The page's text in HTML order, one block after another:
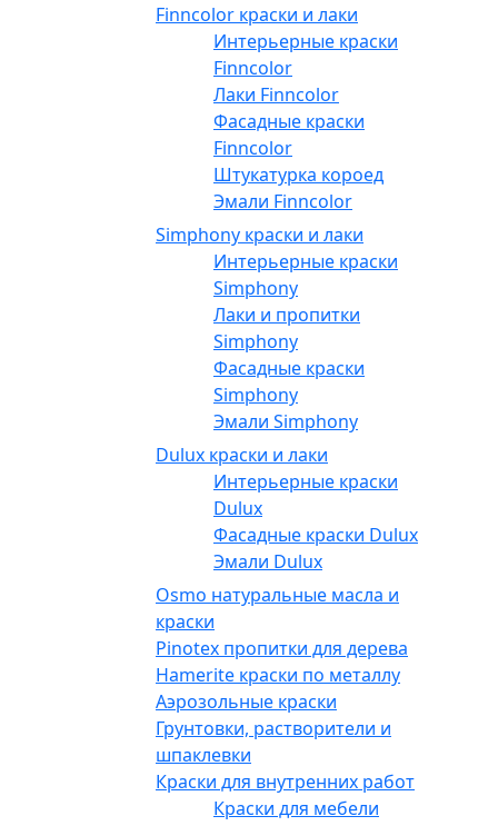
Finncolor краски и лаки
Интерьерные краски
Finncolor
Лаки Finncolor
Фасадные краски
Finncolor
Штукатурка короед
Эмали Finncolor
Simphony краски и лаки
Интерьерные краски
Simphony
Лаки и пропитки
Simphony
Фасадные краски
Simphony
Эмали Simphony
Dulux краски и лаки
Интерьерные краски
Dulux
Фасадные краски Dulux
Эмали Dulux
Osmo натуральные масла и
краски
Pinotex пропитки для дерева
Hamerite краски по металлу
Аэрозольные краски
Грунтовки, растворители и
шпаклевки
Краски для внутренних работ
Краски для мебели